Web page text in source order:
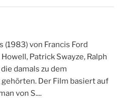
(1983) von Francis Ford
Patrick Swayze, Ralph
damals zu dem
Der Film basiert auf
von S....